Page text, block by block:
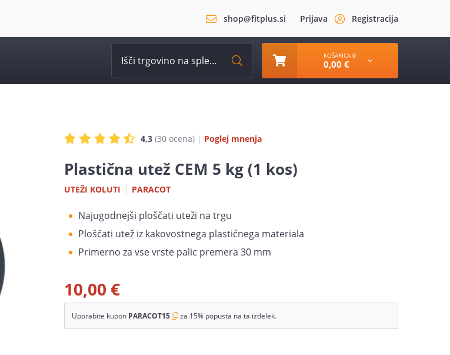
shop@fitplus.si Prijava Registracija
KOŠARICA 0
0,00 €
4,3 (30 ocena) | Poglej mnenja
Plastična utež CEM 5 kg (1 kos)
UTEŽI KOLUTI | PARACOT
Najugodnejši ploščati uteži na trgu
Ploščati utež iz kakovostnega plastičnega materiala
Primerno za vse vrste palic premera 30 mm
10,00 €
Uporabite kupon PARACOT15 za 15% popusta na ta izdelek.